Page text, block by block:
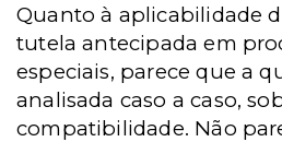
Quanto à aplicabilidade
tutela antecipada em
especiais, parece que a
analisada caso a caso,
compatibilidade. Não